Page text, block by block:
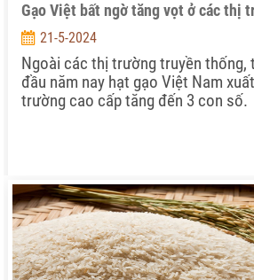
Gạo Việt bất ngờ tăng vọt ở các thị
21-5-2024
Ngoài các thị trường truyền thống,
đầu năm nay hạt gạo Việt Nam
trường cao cấp tăng đến 3 con số.